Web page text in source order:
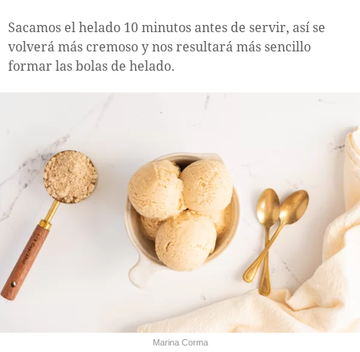
Sacamos el helado 10 minutos antes de servir, así se
volverá más cremoso y nos resultará más sencillo
formar las bolas de helado.
Marina Corma